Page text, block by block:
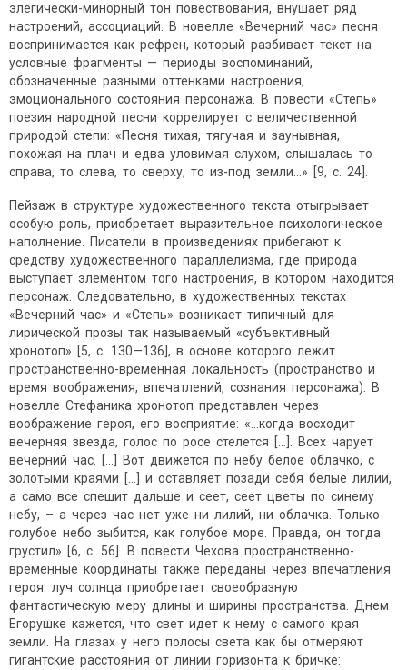
элегически-минорный тон повествования, внушает ряд
настроений, ассоциаций. В новелле «Вечерний час» песня
воспринимается как рефрен, который разбивает текст на
условные фрагменты — периоды воспоминаний,
обозначенные разными оттенками настроения,
эмоционального состояния персонажа. В повести «Степь»
поезия народной песни коррелирует с величественной
природой степи: «Песня тихая, тягучая и заунывная,
похожая на плач и едва уловимая слухом, слышалась то
справа, то слева, то сверху, то из-под земли…» [9, с. 24].
Пейзаж в структуре художественного текста отыгрывает
особую роль, приобретает выразительное психологическое
наполнение. Писатели в произведениях прибегают к
средству художественного параллелизма, где природа
выступает элементом того настроения, в котором находится
персонаж. Следовательно, в художественных текстах
«Вечерний час» и «Степь» возникает типичный для
лирической прозы так называемый «субъективный
хронотоп» [5, с. 130—136], в основе которого лежит
пространственно-временная локальность (пространство и
время воображения, впечатлений, сознания персонажа). В
новелле Стефаника хронотоп представлен через
воображение героя, его восприятие: «…когда восходит
вечерняя звезда, голос по росе стелется […]. Всех чарует
вечерний час. […] Вот движется по небу белое облачко, с
золотыми краями […] и оставляет позади себя белые лилии,
а само все спешит дальше и сеет, сеет цветы по синему
небу, – а через час нет уже ни лилий, ни облачка. Только
голубое небо зыбится, как голубое море. Правда, он тогда
грустил» [6, с. 56]. В повести Чехова пространственно-
временные координаты также переданы через впечатления
героя: луч солнца приобретает своеобразную
фантастическую меру длины и ширины пространства. Днем
Егорушке кажется, что свет идет к нему с самого края
земли. На глазах у него полосы света как бы отмеряют
гигантские расстояния от линии горизонта к бричке: